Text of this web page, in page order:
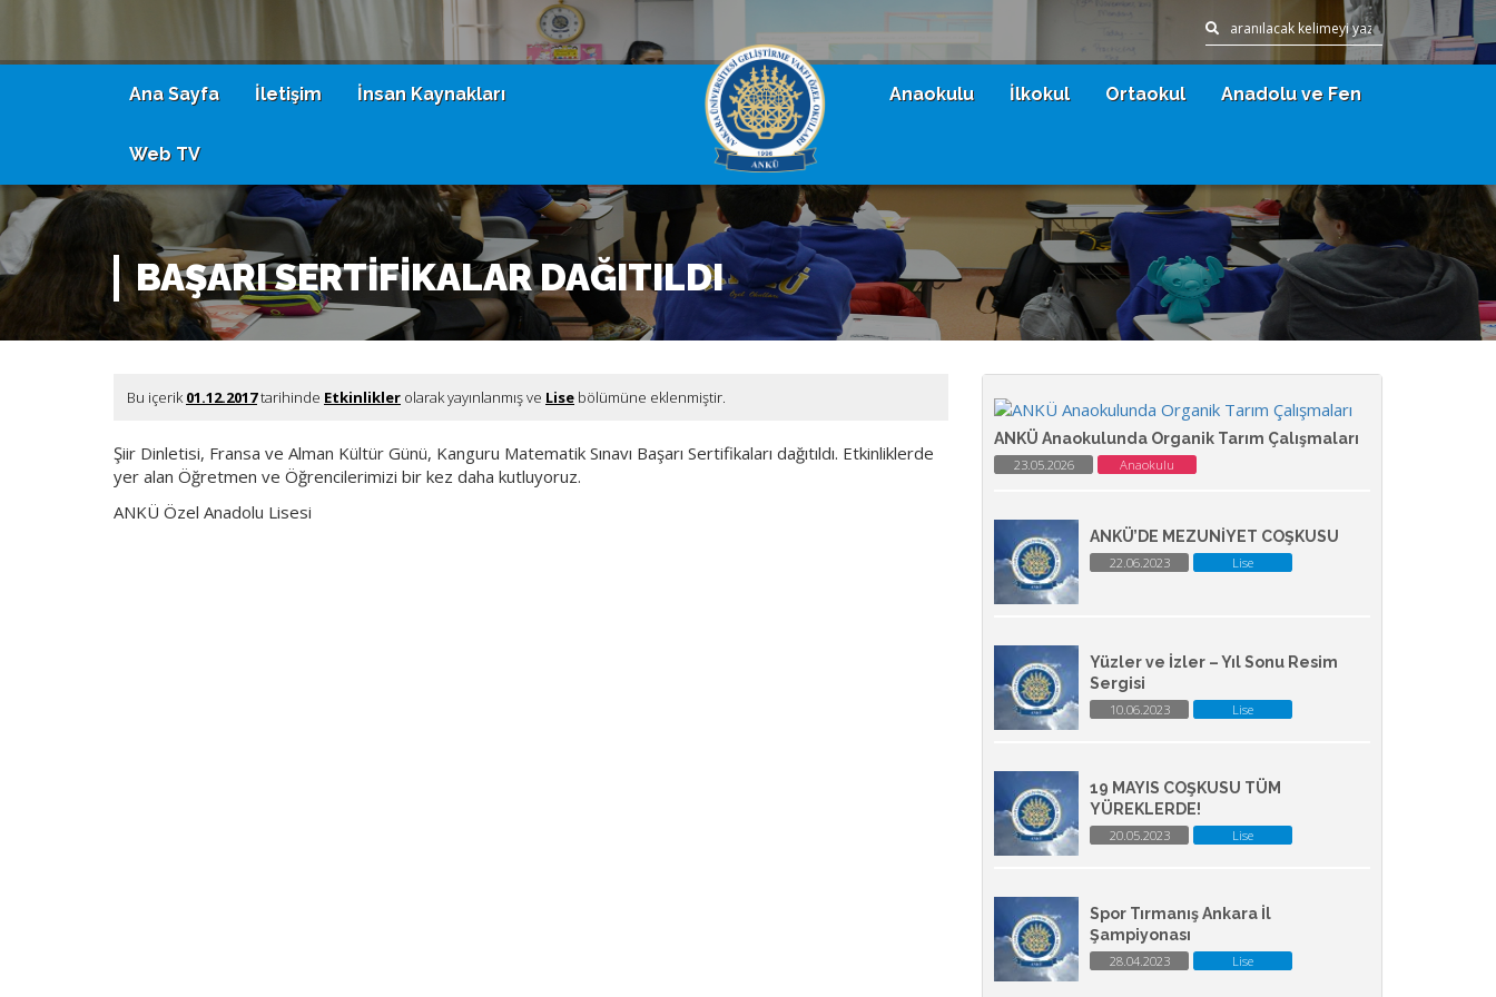
Ana Sayfa İletişim İnsan Kaynakları
Web TV
Anaokulu İlkokul Ortaokul Anadolu ve Fen
BAŞARI SERTİFİKALAR DAĞITILDI
Bu içerik01.12.2017tarihinde Etkinlikler olarak yayınlanmış ve Lise bölümüne eklenmiştir.
Şiir Dinletisi, Fransa ve Alman Kültür Günü, Kanguru Matematik Sınavı Başarı Sertifikaları dağıtıldı. Etkinliklerde
yer alan Öğretmen ve Öğrencilerimizi bir kez daha kutluyoruz.
ANKÜ Özel Anadolu Lisesi
ANKÜ Anaokulunda Organik Tarım Çalışmaları
23.05.2026 Anaokulu
ANKÜ’DE MEZUNİYET COŞKUSU
22.06.2023 Lise
Yüzler ve İzler – Yıl Sonu Resim
Sergisi
10.06.2023 Lise
19 MAYIS COŞKUSU TÜM
YÜREKLERDE!
20.05.2023 Lise
Spor Tırmanış Ankara İl
Şampiyonası
28.04.2023 Lise